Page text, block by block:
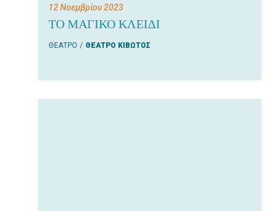
12 Νοεμβρίου 2023
ΤΟ ΜΑΓΙΚΟ ΚΛΕΙΔΙ
ΘΕΑΤΡΟ ΘΕΑΤΡΟ ΚΙΒΩΤΟΣ